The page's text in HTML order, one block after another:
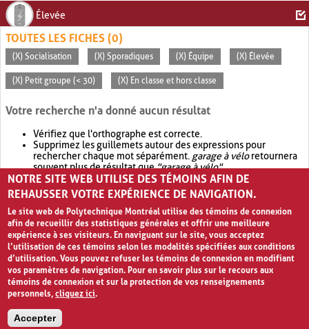
Élevée
TOUTES LES FICHES (0)
(X) Socialisation (X) Sporadiques (X) Équipe (X) Élevée
(X) Petit groupe (< 30) (X) En classe et hors classe
Votre recherche n'a donné aucun résultat
Vérifiez que l'orthographe est correcte.
Supprimez les guillemets autour des expressions pour
rechercher chaque mot séparément. garage à véloretournera
souvent plus de résultat que"garage à vélo".
Envisagez d'élargir votre recherche avec OR.garage OR vélo
retournera souvent plus de résultat quegarage à vélo
NOTRE SITE WEB UTILISE DES TÉMOINS AFIN DE
REHAUSSER VOTRE EXPÉRIENCE DE NAVIGATION.
Le site web de Polytechnique Montréal utilise des témoins de connexion
afin de recueillir des statistiques générales et offrir une meilleure
expérience à ses visiteurs. En naviguant sur le site, vous acceptez
l’utilisation de ces témoins selon les modalités spécifiées aux conditions
d’utilisation. Vous pouvez refuser les témoins de connexion en modifiant
vos paramètres de navigation. Pour en savoir plus sur le recours aux
témoins de connexion et sur la protection de vos renseignements
personnels,cliquez ici.
Accepter